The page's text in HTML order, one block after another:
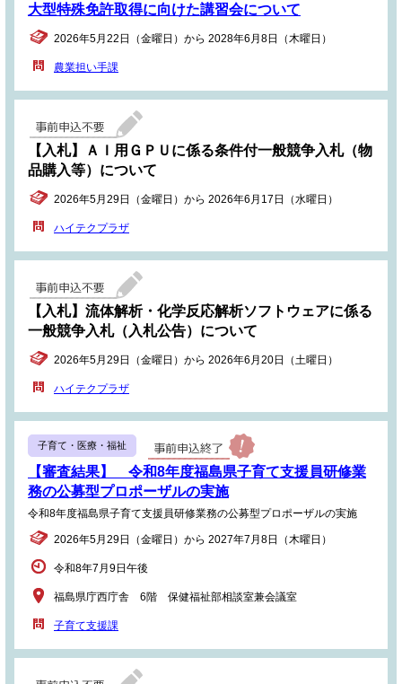
大型特殊免許取得に向けた講習会について
2026年5月22日（金曜日）から 2028年6月8日（木曜日）
農業担い手課
【入札】ＡＩ用ＧＰＵに係る条件付一般競争入札（物
品購入等）について
2026年5月29日（金曜日）から 2026年6月17日（水曜日）
ハイテクプラザ
【入札】流体解析・化学反応解析ソフトウェアに係る
一般競争入札（入札公告）について
2026年5月29日（金曜日）から 2026年6月20日（土曜日）
ハイテクプラザ
子育て・医療・福祉
【審査結果】 令和8年度福島県子育て支援員研修業
務の公募型プロポーザルの実施
令和8年度福島県子育て支援員研修業務の公募型プロポーザルの実施
2026年5月29日（金曜日）から 2027年7月8日（木曜日）
令和8年7月9日午後
福島県庁西庁舎 6階 保健福祉部相談室兼会議室
子育て支援課